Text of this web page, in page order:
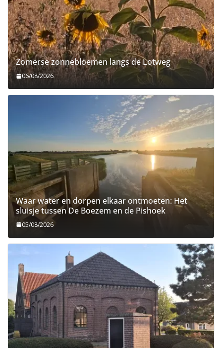
Zomerse zonnebloemen langs de Lotweg
06/08/2026
Waar water en dorpen elkaar ontmoeten: Het
sluisje tussen De Boezem en de Pishoek
05/08/2026